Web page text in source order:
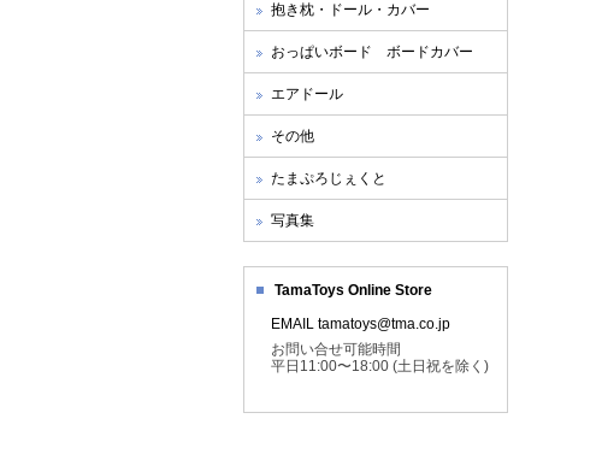
抱き枕・ドール・カバー
おっぱいボード ボードカバー
エアドール
その他
たまぷろじぇくと
写真集
TamaToys Online Store
EMAIL tamatoys@tma.co.jp
お問い合せ可能時間
平日11:00〜18:00 (土日祝を除く)